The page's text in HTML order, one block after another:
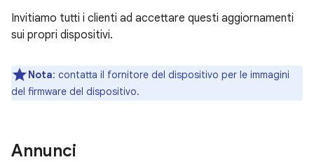
Invitiamo tutti i clienti ad accettare questi aggiornamenti
sui propri dispositivi.
Nota: contatta il fornitore del dispositivo per le immagini
del firmware del dispositivo.
Annunci